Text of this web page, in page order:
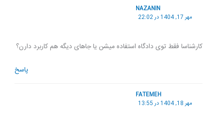
NAZANIN
مهر 17, 1404 در 22:02
کارشناسا فقط توی دادگاه استفاده میشن یا جاهای دیگه هم کاربرد دارن؟
پاسخ
FATEMEH
مهر 18, 1404 در 13:55